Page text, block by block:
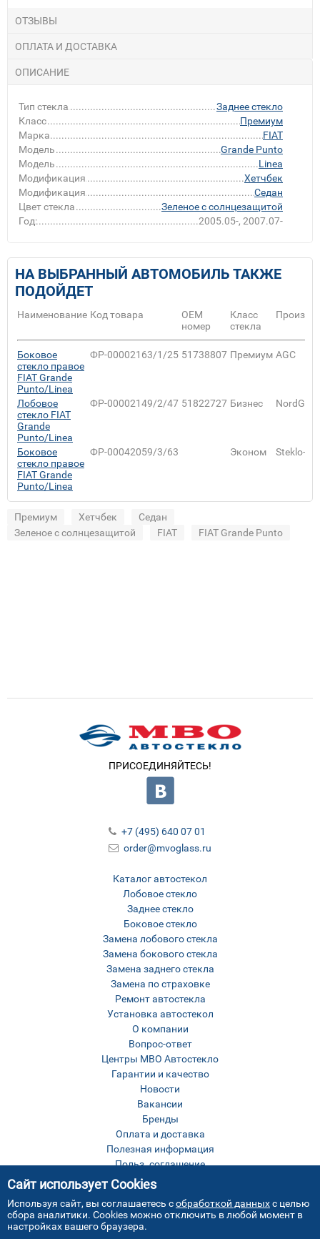
ОТЗЫВЫ
ОПЛАТА И ДОСТАВКА
ОПИСАНИЕ
Тип стекла
Заднее стекло
Класс
Премиум
Марка
FIAT
Модель
Grande Punto
Модель
Linea
Модификация
Хетчбек
Модификация
Седан
Цвет стекла
Зеленое с солнцезащитой
Год:
2005.05-, 2007.07-
НА ВЫБРАННЫЙ АВТОМОБИЛЬ ТАКЖЕ
ПОДОЙДЕТ
Наименование Код товара
ОЕМ
номер
Класс
стекла
Боковое
стекло правое
FIAT Grande
Punto/Linea
ФР-00002163/1/25 51738807 Премиум AGC
Лобовое
стекло FIAT
Grande
Punto/Linea
ФР-00002149/2/47 51822727 Бизнес
Боковое
стекло правое
FIAT Grande
Punto/Linea
ФР-00042059/3/63 Эконом Steklo-
Премиум Хетчбек
Седан
Зеленое с солнцезащитой
FIAT FIAT Grande Punto
ПРИСОЕДИНЯЙТЕСЬ!
Каталог автостекол
Лобовое стекло
Заднее стекло
Боковое стекло
Замена лобового стекла
Замена бокового стекла
Замена заднего стекла
Замена по страховке
Ремонт автостекла
Установка автостекол
О компании
Вопрос-ответ
Центры МВО Автостекло
Гарантии и качество
Новости
Вакансии
Бренды
Оплата и доставка
Полезная информация
Польз. соглашение
Оставить отзыв
Карта сайта
+7 (495) 640 07 01
order@mvoglass.ru
Сайт использует Cookies
Используя сайт, вы соглашаетесь собработкой данныхс целью
сбора аналитики. Cookies можно отключить в любой момент в
настройках вашего браузера.